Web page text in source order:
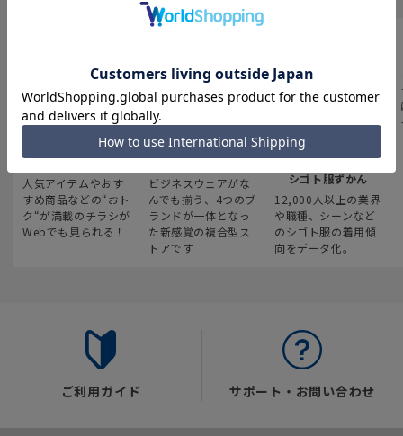
最新のお買い得情報
人気アイテムやおす
すめ商品などの“おト
ク“が満載のチラシが
Webでも見られる！
スーツスクエア
ビジネスウェアがな
んでも揃う、4つのブ
ランドが一体となっ
た新感覚の複合型ス
トアです
みんなの
シゴト服ずかん
12,000人以上の業界
や職種、シーンなど
のシゴト服の着用傾
向をデータ化。
ご利用ガイド サポート・お問い合わせ